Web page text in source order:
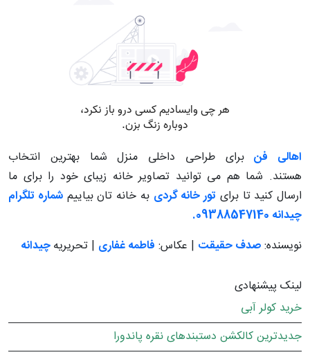
اهالی فنبرای طراحی داخلی منزل شما بهترین انتخاب
هستند. شما هم می توانید تصاویر خانه زیبای خود را برای ما
ارسال کنید تا برای تور خانه گردی به خانه تان بیاییمشماره تلگرام
چیدانه 09388547140.
نویسنده:صدف حقیقت | عکاس: فاطمه غفاری | تحریریهچیدانه
لینک پیشنهادی
خرید کولر آبی
جدیدترین کالکشن دستبندهای نقره پاندورا